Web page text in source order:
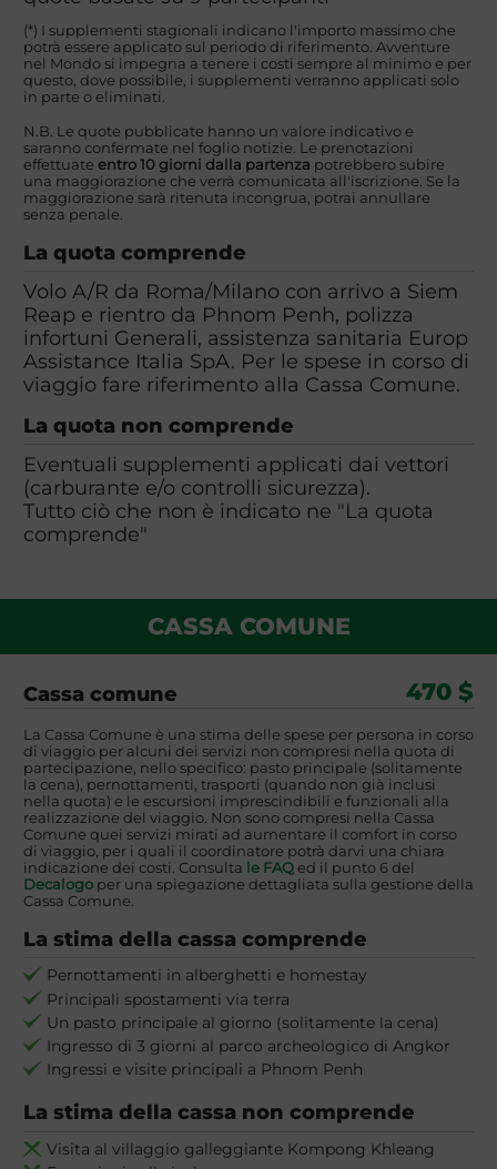
(*) I supplementi stagionali indicano l'importo massimo che
potrà essere applicato sul periodo di riferimento. Avventure
nel Mondo si impegna a tenere i costi sempre al minimo e per
questo, dove possibile, i supplementi verranno applicati solo
in parte o eliminati.
N.B. Le quote pubblicate hanno un valore indicativo e
saranno confermate nel foglio notizie. Le prenotazioni
effettuate entro 10 giorni dalla partenza potrebbero subire
una maggiorazione che verrà comunicata all'iscrizione. Se la
maggiorazione sarà ritenuta incongrua, potrai annullare
senza penale.
La quota comprende
Volo A/R da Roma/Milano con arrivo a Siem
Reap e rientro da Phnom Penh, polizza
infortuni Generali, assistenza sanitaria Europ
Assistance Italia SpA. Per le spese in corso di
viaggio fare riferimento alla Cassa Comune.
La quota non comprende
Eventuali supplementi applicati dai vettori
(carburante e/o controlli sicurezza).
Tutto ciò che non è indicato ne "La quota
comprende"
CASSA COMUNE
Cassa comune 470 $
La Cassa Comune è una stima delle spese per persona in corso
di viaggio per alcuni dei servizi non compresi nella quota di
partecipazione, nello specifico: pasto principale (solitamente
la cena), pernottamenti, trasporti (quando non già inclusi
nella quota) e le escursioni imprescindibili e funzionali alla
realizzazione del viaggio. Non sono compresi nella Cassa
Comune quei servizi mirati ad aumentare il comfort in corso
di viaggio, per i quali il coordinatore potrà darvi una chiara
indicazione dei costi. Consulta le FAQed il punto 6 del
Decalogoper una spiegazione dettagliata sulla gestione della
Cassa Comune.
La stima della cassa comprende
Pernottamenti in alberghetti e homestay
Principali spostamenti via terra
Un pasto principale al giorno (solitamente la cena)
Ingresso di 3 giorni al parco archeologico di Angkor
Ingressi e visite principali a Phnom Penh
La stima della cassa non comprende
Visita al villaggio galleggiante Kompong Khleang